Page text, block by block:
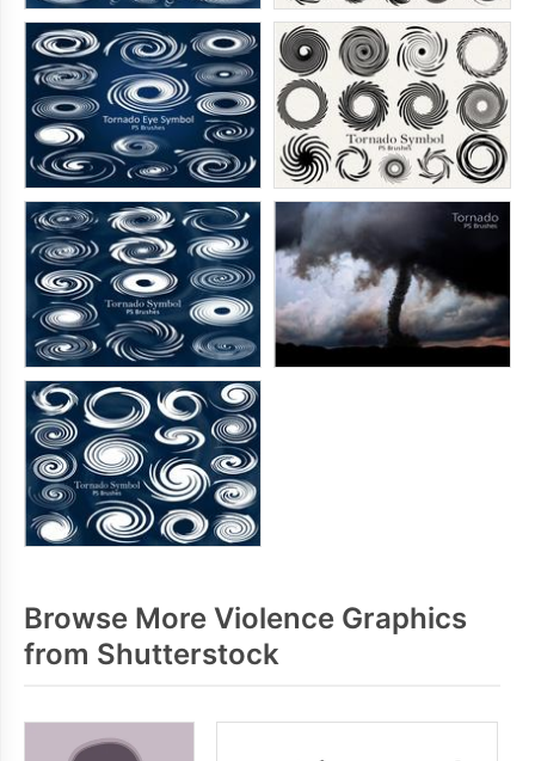
Browse More Violence Graphics
from Shutterstock